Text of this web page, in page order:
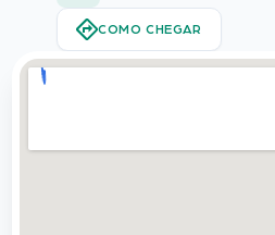
COMO CHEGAR